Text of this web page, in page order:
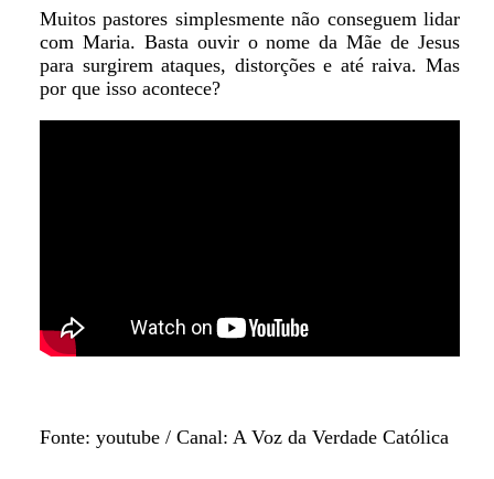
Muitos pastores simplesmente não conseguem lidar
com Maria. Basta ouvir o nome da Mãe de Jesus
para surgirem ataques, distorções e até raiva. Mas
por que isso acontece?
Fonte: youtube / Canal: A Voz da Verdade Católica